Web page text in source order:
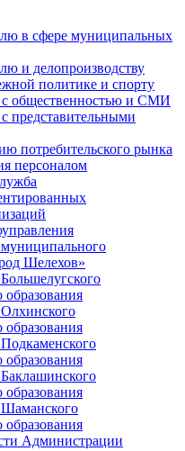
в сфере муниципальных
и делопроизводству
политике и спорту
с общественностью и СМИ
представительными
потребительского рынка
персоналом
Шелехов»
Администрации